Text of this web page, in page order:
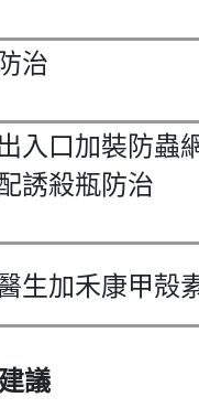
治
入口加裝防蟲
誘殺瓶防治
生加禾康甲殻
議